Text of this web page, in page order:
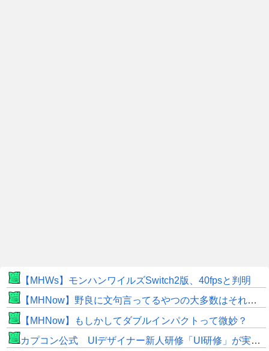
【MHWs】モンハンワイルズSwitch2版、40fpsと判明
【MHNow】野良に文句言ってるやつの大多数はそれしてないだけの雑魚だから聞く耳持つだけムダよ
【MHNow】もしかしてダブルインパクトって微妙？
カプコン公式 UIデザイナー新人研修「UI研修」が実装まで進みました！